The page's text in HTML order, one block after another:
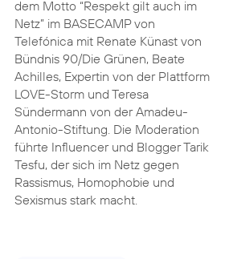
dem Motto “Respekt gilt auch im
Netz” im BASECAMP von
Telefónica mit Renate Künast von
Bündnis 90/Die Grünen, Beate
Achilles, Expertin von der Plattform
LOVE-Storm und Teresa
Sündermann von der Amadeu-
Antonio-Stiftung. Die Moderation
führte Influencer und Blogger Tarik
Tesfu, der sich im Netz gegen
Rassismus, Homophobie und
Sexismus stark macht.